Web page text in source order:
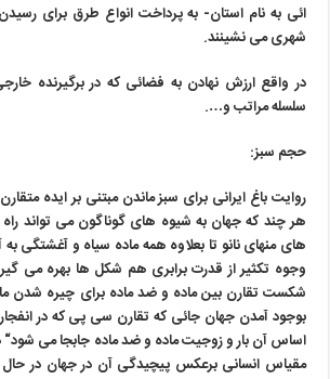
ائی به نام استان- به پرداخت انواع طرق برای
شهری می نشینند.
در واقع ارزش نهادن به فضائی که در برگیرنده
سلسله مراتب و….
حجم سبز:
روایت باغ ایرانی برای سبز ماندن مبتنی بر ایده
هر چند که جهان به شیوه های گوناگون می تواند
های منهای نانو تا بعلاوه همه ماده سیاه و آغشتگی به
وجوه تکثیر از قدرت برابری هم شکل ها بهره می
شکست تقارن بین ماده و ضد ماده برای چیره شدن
بوجود آمدن جهان جائی که تقارن سی پی که در
اساس آن بار و زوجیت ماده و ضد ماده جابجا می شود“
مقیاس انسانی برعکس پیچیدگی آن در جهان در حال